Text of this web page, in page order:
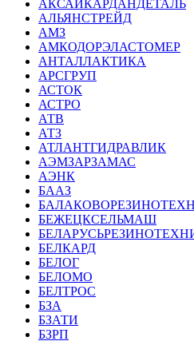
АКСАЙКАРДАНДЕТАЛЬ
АЛЬЯНСТРЕЙД
АМЗ
АМКОДОРЭЛАСТОМЕР
АНТАЛЛАКТИКА
АРСГРУП
АСТОК
АСТРО
АТВ
АТЗ
АТЛАНТГИДРАВЛИК
АЭМЗАРЗАМАС
АЭНК
БААЗ
БЕЖЕЦКСЕЛЬМАШ
БЕЛКАРД
БЕЛОГ
БЕЛОМО
БЕЛТРОС
БЗА
БЗАТИ
БЗРП